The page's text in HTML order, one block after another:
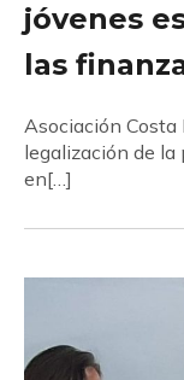
jóvenes
las
Asociación Costa
legalización de la
en[…]